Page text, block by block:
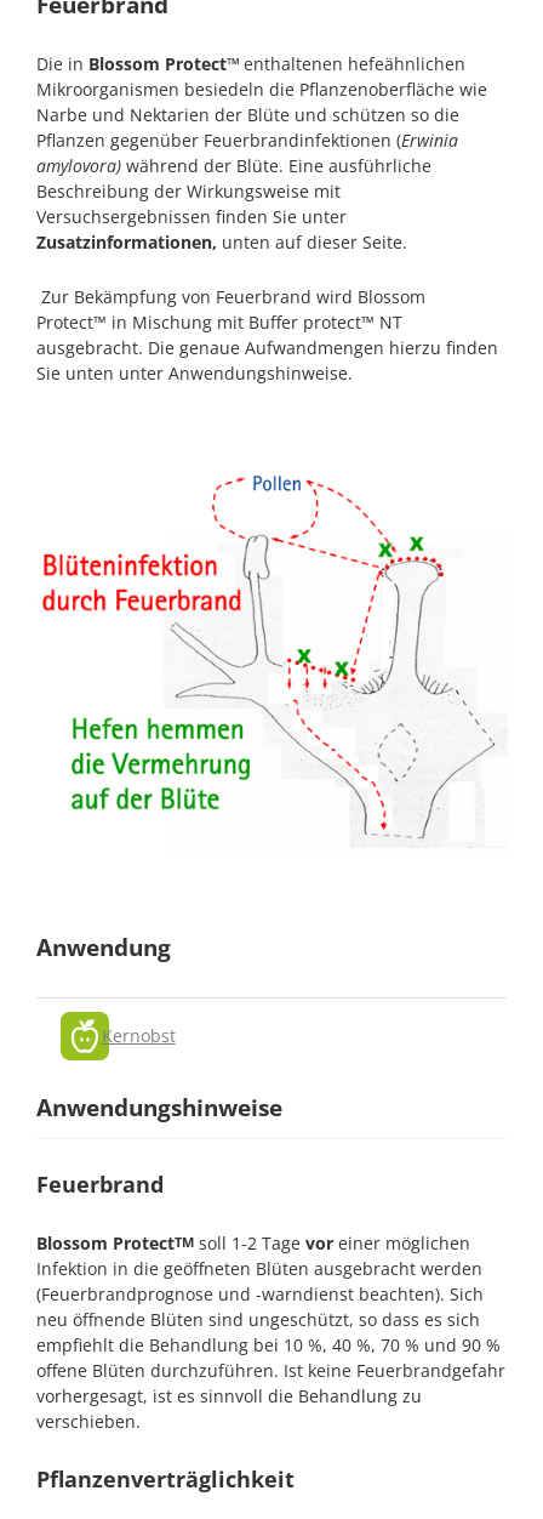
Die in Blossom Protect™ enthaltenen hefeähnlichen
Mikroorganismen besiedeln die Pflanzenoberfläche wie
Narbe und Nektarien der Blüte und schützen so die
Pflanzen gegenüber Feuerbrandinfektionen (Erwinia
amylovora)während der Blüte. Eine ausführliche
Beschreibung der Wirkungsweise mit
Versuchsergebnissen finden Sie unter
Zusatzinformationen, unten auf dieser Seite.
Zur Bekämpfung von Feuerbrand wird Blossom
Protect™ in Mischung mit Buffer protect™ NT
ausgebracht. Die genaue Aufwandmengen hierzu finden
Sie unten unter Anwendungshinweise.
Anwendung
Kernobst
Anwendungshinweise
Feuerbrand
Blossom ProtectTMsoll 1-2 Tage voreiner möglichen
Infektion in die geöffneten Blüten ausgebracht werden
(Feuerbrandprognose und -warndienst beachten). Sich
neu öffnende Blüten sind ungeschützt, so dass es sich
empfiehlt die Behandlung bei 10 %, 40 %, 70 % und 90 %
offene Blüten durchzuführen. Ist keine Feuerbrandgefahr
vorhergesagt, ist es sinnvoll die Behandlung zu
verschieben.
Pflanzenverträglichkeit